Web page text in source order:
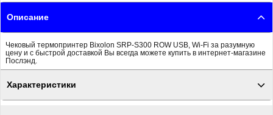
Описание
Чековый термопринтер Bixolon SRP-S300 ROW USB, Wi-Fi за разумную
цену и с быстрой доставкой Вы всегда можете купить в интернет-магазине
Послэнд.
Характеристики